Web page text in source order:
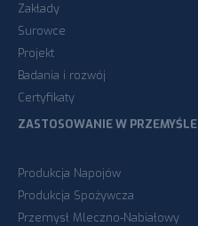
Zakłady
Surowce
Projekt
Badania i rozwój
Certyfikaty
ZASTOSOWANIE W PRZEMYŚLE
Produkcja Napojów
Produkcja Spożywcza
Przemysł Mleczno-Nabiałowy